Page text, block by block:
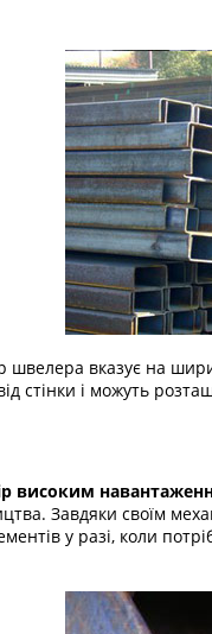
швелера вказує на
стінки і можуть
високим
Завдяки своїм
у разі, коли